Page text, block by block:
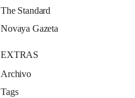
The Standard
Novaya Gazeta
EXTRAS
Archivo
Tags